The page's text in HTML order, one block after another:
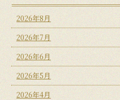
2026年8月
2026年7月
2026年6月
2026年5月
2026年4月